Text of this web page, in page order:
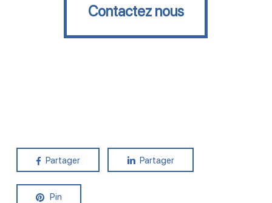
Contactez nous
Partager Partager
Pin